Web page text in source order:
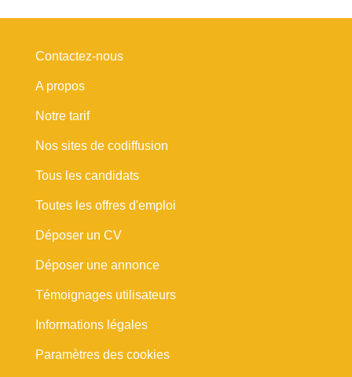
Contactez-nous
A propos
Notre tarif
Nos sites de codiffusion
Tous les candidats
Toutes les offres d'emploi
Déposer un CV
Déposer une annonce
Témoignages utilisateurs
Informations légales
Paramètres des cookies